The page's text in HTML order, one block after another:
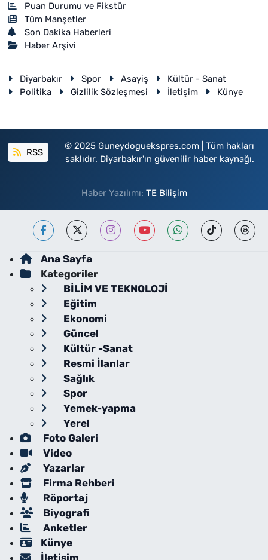
Puan Durumu ve Fikstür
Tüm Manşetler
Son Dakika Haberleri
Haber Arşivi
Diyarbakır Spor Asayiş
Kültür - Sanat
Politika
Gizlilik Sözleşmesi İletişim Künye
RSS
© 2025 Guneydoguekspres.com | Tüm hakları
saklıdır. Diyarbakır'ın güvenilir haber kaynağı.
Haber Yazılımı: TE Bilişim
Ana Sayfa
Kategoriler
BİLİM VE TEKNOLOJİ
Eğitim
Ekonomi
Güncel
Kültür -Sanat
Resmi İlanlar
Sağlık
Spor
Yemek-yapma
Yerel
Foto Galeri
Video
Yazarlar
Firma Rehberi
Röportaj
Biyografi
Anketler
Künye
İletişim